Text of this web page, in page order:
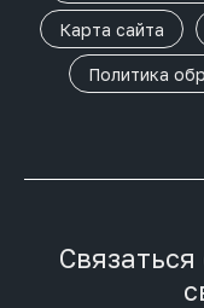
Карта сайта
Политика